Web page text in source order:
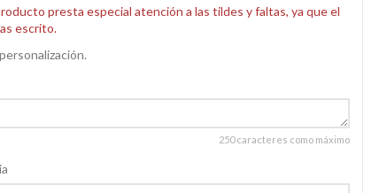
presta especial atención a las tildes y faltas, ya que el
escrito.
250 caracteres como máximo